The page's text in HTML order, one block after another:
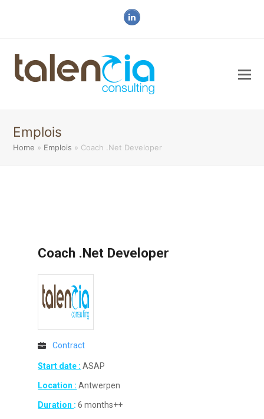
LinkedIn
Emplois
Home » Emplois » Coach .Net Developer
Coach .Net Developer
Contract
Start date : ASAP
Location : Antwerpen
Duration : 6 months++